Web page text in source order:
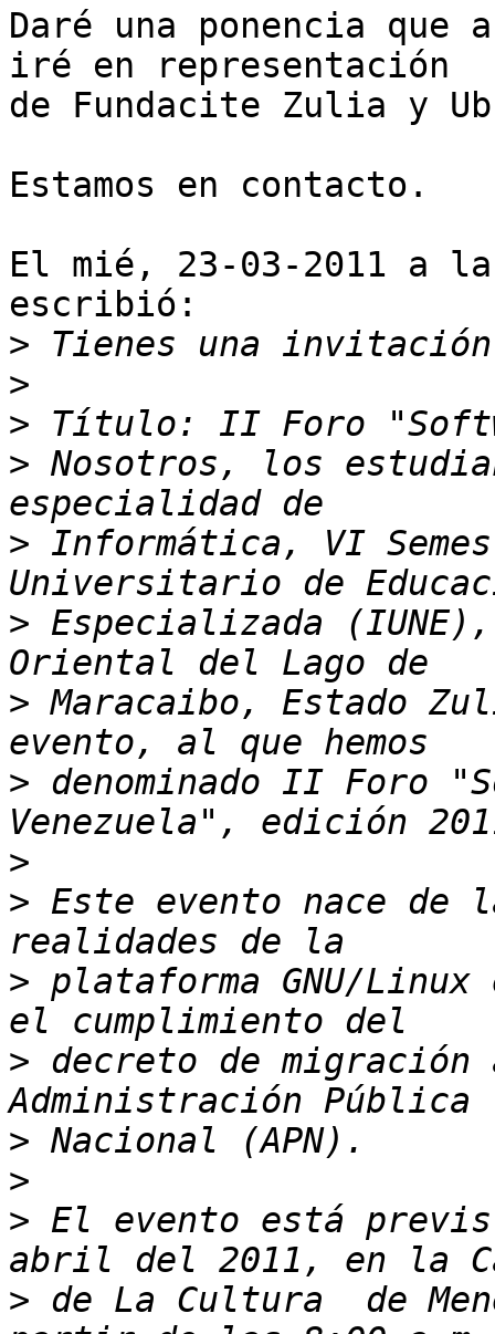
Daré una ponencia
iré en representación
de Fundacite Zulia y
Estamos en contacto.
El mié, 23-03-2011 a
escribió:
>
>
>
> Nosotros, los
> Informática, VI
> Especializada (IUNE),
> Maracaibo, Estado
> denominado II Foro
>
> Este evento nace de
> plataforma GNU/
> decreto de
>
>
> El evento está
> de La Cultura  de